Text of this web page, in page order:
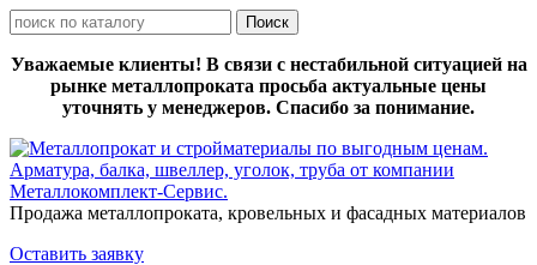
Уважаемые клиенты! В связи с нестабильной ситуацией на
рынке металлопроката просьба актуальные цены
уточнять у менеджеров. Спасибо за понимание.
Продажа металлопроката, кровельных и фасадных материалов
Оставить заявку